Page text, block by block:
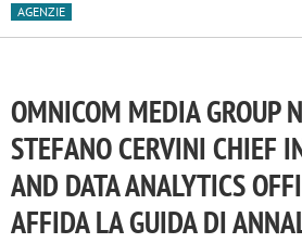
AGENZIE
OMNICOM MEDIA GROUP
STEFANO CERVINI CHIEF
AND DATA ANALYTICS
AFFIDA LA GUIDA DI